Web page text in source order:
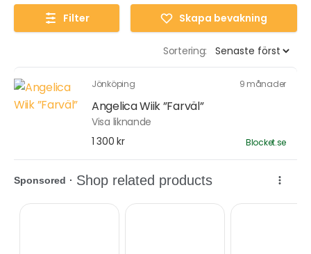
Filter Skapa bevakning
Sortering:
Jönköping 9 månader
Angelica Wiik ”Farväl”
Visa liknande
1 300 kr
Blocket.se